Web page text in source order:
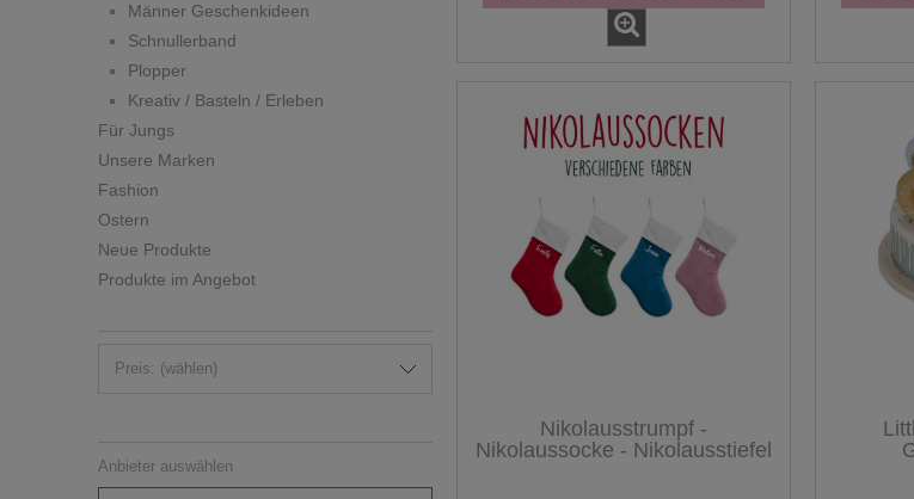
Männer Geschenkideen
Schnullerband
Plopper
Kreativ / Basteln / Erleben
Für Jungs
Unsere Marken
Fashion
Ostern
Neue Produkte
Produkte im Angebot
Preis: (wählen)
Anbieter auswählen
Nikolausstrumpf -
Nikolaussocke - Nikolausstiefel